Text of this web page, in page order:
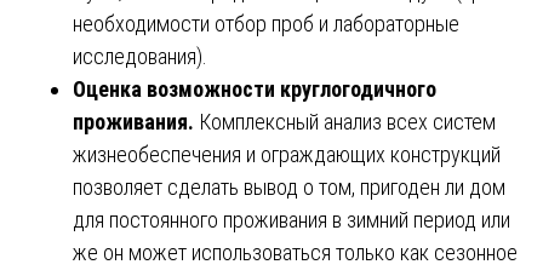
необходимости отбор проб и лабораторные
исследования).
Оценка возможности круглогодичного
проживания. Комплексный анализ всех систем
жизнеобеспечения и ограждающих конструкций
позволяет сделать вывод о том, пригоден ли дом
для постоянного проживания в зимний период или
же он может использоваться только как сезонное